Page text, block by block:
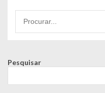
por:
Pesquisar